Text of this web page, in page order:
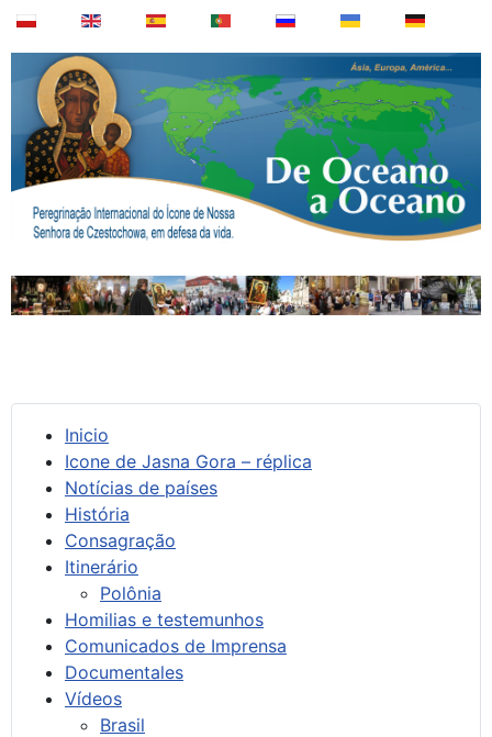
Inicio
Icone de Jasna Gora – réplica
Notícias de países
História
Consagração
Itinerário
Polônia
Homilias e testemunhos
Comunicados de Imprensa
Documentales
Vídeos
Brasil